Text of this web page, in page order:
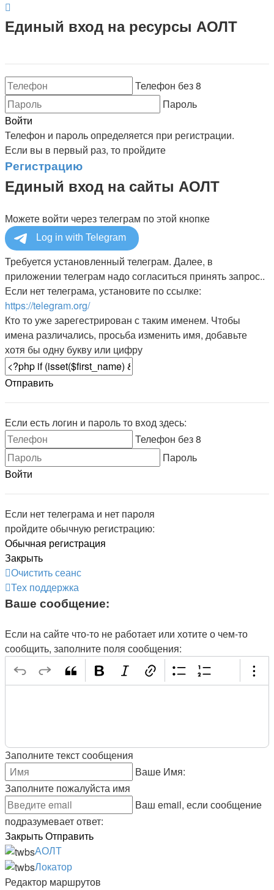
Единый вход на ресурсы АОЛТ
Телефон без 8
Пароль
Войти
Телефон и пароль определяется при регистрации.
Если вы в первый раз, то пройдите
Регистрацию
Единый вход на сайты АОЛТ
Можете войти через телеграм по этой кнопке
Требуется установленный телеграм. Далее, в
приложении телеграм надо согласиться принять запрос..
Если нет телеграма, установите по ссылке:
https://telegram.org/
Кто то уже зарегестрирован с таким именем. Чтобы
имена различались, просьба изменить имя, добавьте
хотя бы одну букву или цифру
Отправить
Если есть логин и пароль то вход здесь:
Телефон без 8
Пароль
Войти
Если нет телеграма и нет пароля
пройдите обычную регистрацию:
Обычная регистрация
Закрыть
Очистить сеанс
Тех поддержка
Ваше сообщение:
Если на сайте что-то не работает или хотите о чем-то
сообщить, заполните поля сообщения:
Заполните текст сообщения
Ваше Имя:
Заполните пожалуйста имя
Ваш еmail, если сообщение
подразумевает ответ:
ЗакрытьОтправить
АОЛТ
Локатор
Редактор маршрутов